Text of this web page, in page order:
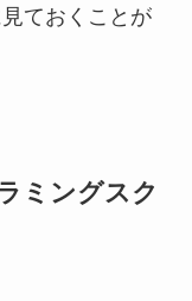
ておくことが
ミングスク